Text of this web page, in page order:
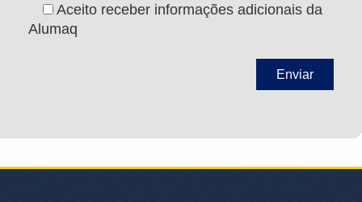
Aceito receber informações adicionais da
Alumaq